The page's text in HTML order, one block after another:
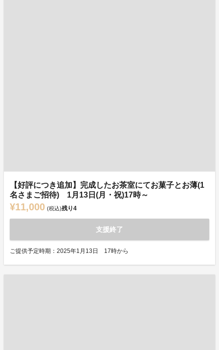
【好評につき追加】完成したお茶室にてお菓子とお薄(1
名さまご招待) 1月13日(月・祝)17時～
¥11,000 (税込)残り4
支援終了
ご提供予定時期：2025年1月13日 17時から